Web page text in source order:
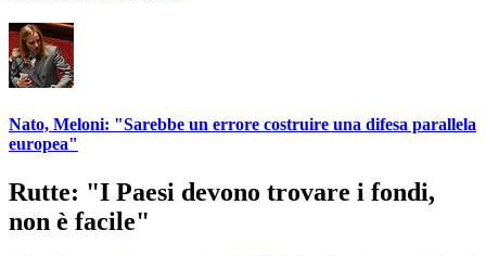
Nato, Meloni: "Sarebbe un errore costruire una difesa parallela
europea"
Rutte: "I Paesi devono trovare i fondi,
non è facile"